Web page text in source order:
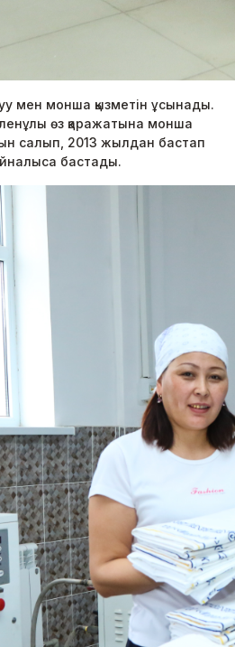
мен монша қызметін ұсынады.
өз қаражатына монша
салып, 2013 жылдан бастап
бастады.